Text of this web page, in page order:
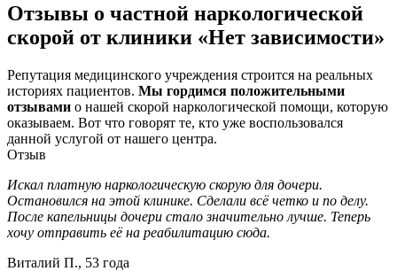
Отзывы о частной наркологической
скорой от клиники «Нет зависимости»
Репутация медицинского учреждения строится на реальных
историях пациентов. Мы гордимся положительными
отзывами о нашей скорой наркологической помощи, которую
оказываем. Вот что говорят те, кто уже воспользовался
данной услугой от нашего центра.
Отзыв
Искал платную наркологическую скорую для дочери.
Остановился на этой клинике. Сделали всё четко и по делу.
После капельницы дочери стало значительно лучше. Теперь
хочу отправить её на реабилитацию сюда.
Виталий П., 53 года